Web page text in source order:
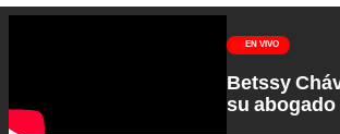
EN VIVO
Betssy
su abogado